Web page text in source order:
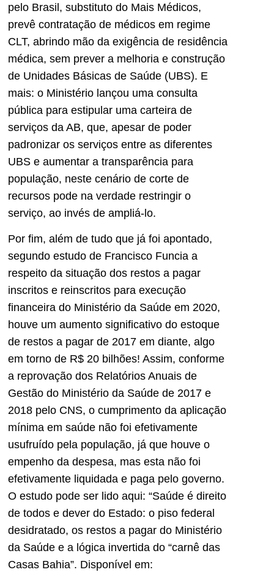
pelo Brasil, substituto do Mais Médicos,
prevê contratação de médicos em regime
CLT, abrindo mão da exigência de residência
médica, sem prever a melhoria e construção
de Unidades Básicas de Saúde (UBS). E
mais: o Ministério lançou uma consulta
pública para estipular uma carteira de
serviços da AB, que, apesar de poder
padronizar os serviços entre as diferentes
UBS e aumentar a transparência para
população, neste cenário de corte de
recursos pode na verdade restringir o
serviço, ao invés de ampliá-lo.
Por fim, além de tudo que já foi apontado,
segundo estudo de Francisco Funcia a
respeito da situação dos restos a pagar
inscritos e reinscritos para execução
financeira do Ministério da Saúde em 2020,
houve um aumento significativo do estoque
de restos a pagar de 2017 em diante, algo
em torno de R$ 20 bilhões! Assim, conforme
a reprovação dos Relatórios Anuais de
Gestão do Ministério da Saúde de 2017 e
2018 pelo CNS, o cumprimento da aplicação
mínima em saúde não foi efetivamente
usufruído pela população, já que houve o
empenho da despesa, mas esta não foi
efetivamente liquidada e paga pelo governo.
O estudo pode ser lido aqui: “Saúde é direito
de todos e dever do Estado: o piso federal
desidratado, os restos a pagar do Ministério
da Saúde e a lógica invertida do “carnê das
Casas Bahia”. Disponível em: